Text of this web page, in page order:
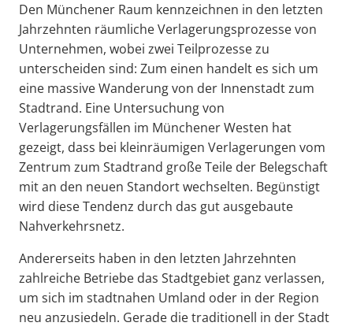
Den Münchener Raum kennzeichnen in den letzten
Jahrzehnten räumliche Verlagerungsprozesse von
Unternehmen, wobei zwei Teilprozesse zu
unterscheiden sind: Zum einen handelt es sich um
eine massive Wanderung von der Innenstadt zum
Stadtrand. Eine Untersuchung von
Verlagerungsfällen im Münchener Westen hat
gezeigt, dass bei kleinräumigen Verlagerungen vom
Zentrum zum Stadtrand große Teile der Belegschaft
mit an den neuen Standort wechselten. Begünstigt
wird diese Tendenz durch das gut ausgebaute
Nahverkehrsnetz.
Andererseits haben in den letzten Jahrzehnten
zahlreiche Betriebe das Stadtgebiet ganz verlassen,
um sich im stadtnahen Umland oder in der Region
neu anzusiedeln. Gerade die traditionell in der Stadt